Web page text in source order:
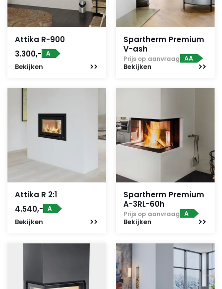
Attika R-900
3.300,- A
Bekijken
Spartherm Premium
V-ash
Prijs op aanvraag AA
Bekijken
Attika R 2:1
4.540,- A
Bekijken
Spartherm Premium
A-3RL-60h
Prijs op aanvraag A
Bekijken